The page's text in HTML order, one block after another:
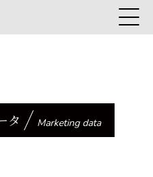
タ Marketing data